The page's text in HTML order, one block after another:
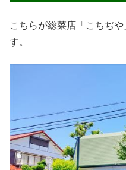
こちらが総菜店「こちぢ
す。